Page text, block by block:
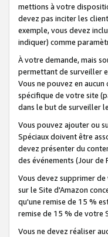
mettions à votre
devez pas inciter les
exemple, vous devez
indiquer) comme
À votre demande, mais
permettant de surveiller
Vous ne pouvez en
spécifique de votre site
dans le but de surveiller
Vous pouvez ajouter ou
Spéciaux doivent être
devez présenter du
des événements (Jour de
Vous devez supprimer
sur le Site d'Amazon
qu'une remise de 15 %
remise de 15 % de votre
Vous ne devez réaliser